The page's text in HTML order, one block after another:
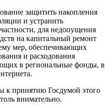
защитить накопления
и устранить
для недопущения
на капитальный ремонт
мер, обеспечивающих
и расходования
в региональные фонды, в
к принятию Госдумой этого
внимательно.